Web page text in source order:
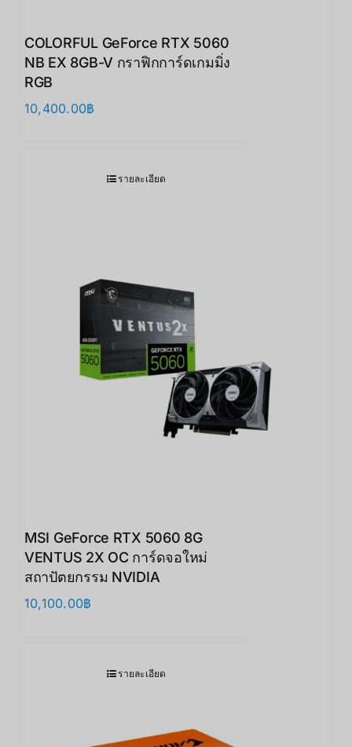
COLORFUL GeForce RTX 5060
NB EX 8GB-V กราฟิกการ์ดเกมมิ่ง
RGB
10,400.00฿
รายละเอียด
MSI GeForce RTX 5060 8G
VENTUS 2X OC การ์ดจอใหม่
สถาปัตยกรรม NVIDIA
10,100.00฿
รายละเอียด